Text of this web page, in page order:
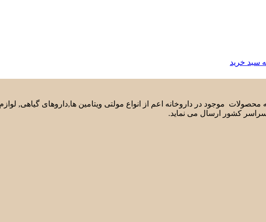
سبد خرید
محصولات موجود در داروخانه اعم از انواع مولتی ویتامین ها,داروهای گیاهی,
کشور ارسال می نماید.